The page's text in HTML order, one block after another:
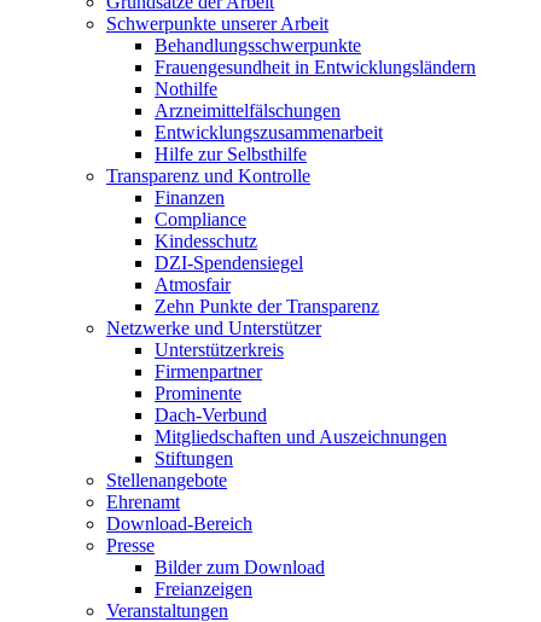
Schwerpunkte unserer Arbeit
Behandlungs­schwerpunkte
Frauengesundheit in Entwicklungsländern
Nothilfe
Arzneimittel­fälschungen
Entwicklungs­zusammenarbeit
Hilfe zur Selbsthilfe
Transparenz und Kontrolle
Finanzen
Compliance
Kindesschutz
DZI-Spendensiegel
Atmosfair
Zehn Punkte der Transparenz
Netzwerke und Unterstützer
Unterstützerkreis
Firmenpartner
Prominente
Dach-Verbund
Mitgliedschaften und Auszeichnungen
Stiftungen
Stellenangebote
Ehrenamt
Download-Bereich
Presse
Bilder zum Download
Freianzeigen
Veranstaltungen